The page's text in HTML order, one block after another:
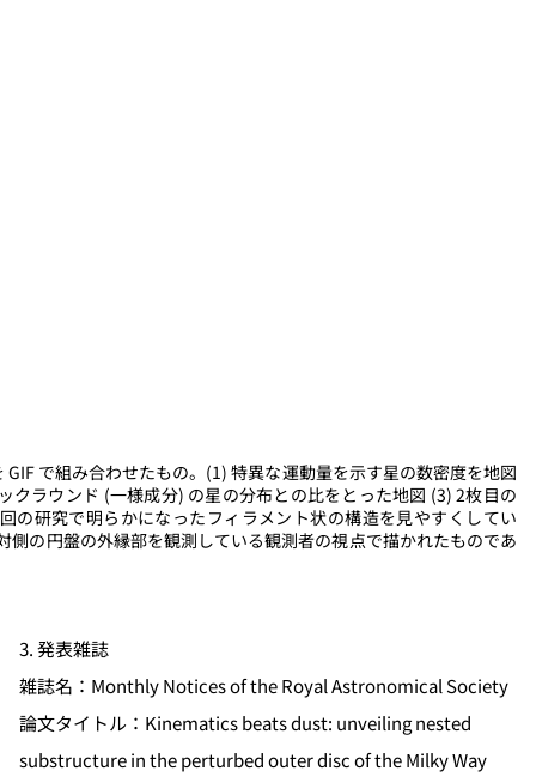
で組み合わせたもの。(1) 特異な運動量を示す星の数密度を地図
ラウンド (一様成分) の星の分布との比をとった地図 (3) 2枚目の
の研究で明らかになったフィラメント状の構造を見やすくしてい
の円盤の外縁部を観測している観測者の視点で描かれたものであ
3. 発表雑誌
雑誌名：Monthly Notices of the Royal Astronomical Society
論文タイトル：Kinematics beats dust: unveiling nested
substructure in the perturbed outer disc of the Milky Way